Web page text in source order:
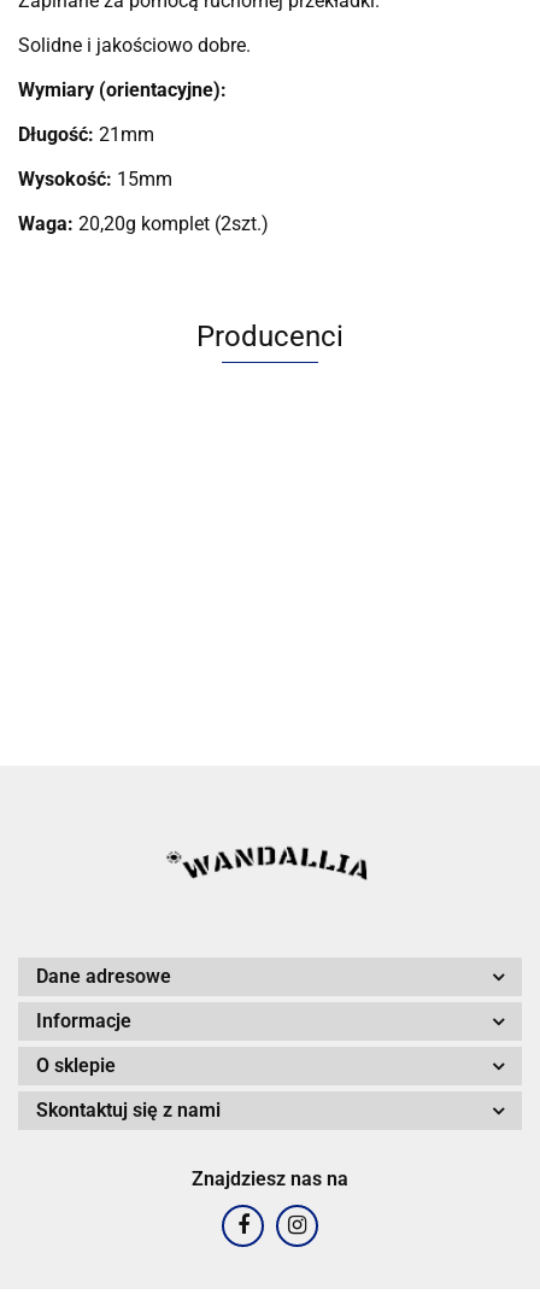
Solidne i jakościowo dobre.
Wymiary (orientacyjne):
Długość: 21mm
Wysokość: 15mm
Waga: 20,20g komplet (2szt.)
Producenci
Dane adresowe
Informacje
O sklepie
Skontaktuj się z nami
Znajdziesz nas na